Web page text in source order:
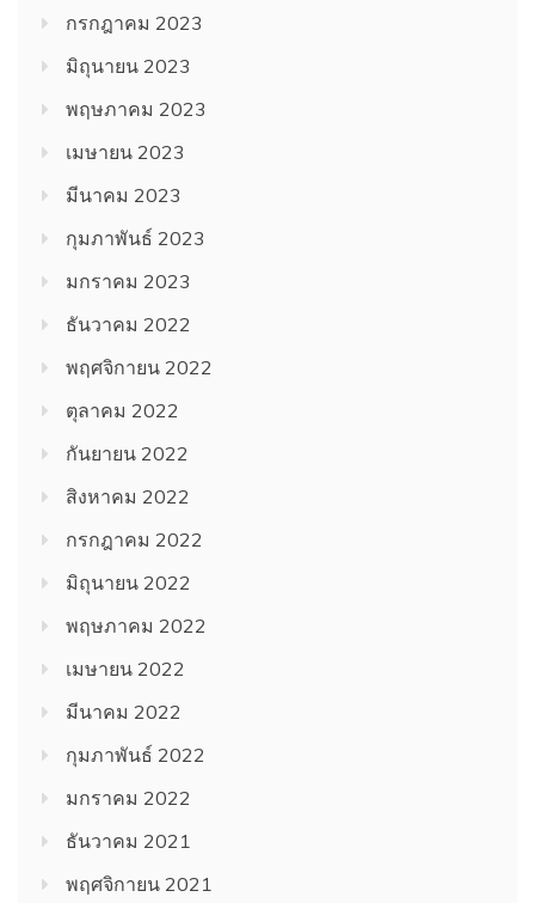
กรกฎาคม 2023
มิถุนายน 2023
พฤษภาคม 2023
เมษายน 2023
มีนาคม 2023
กุมภาพันธ์ 2023
มกราคม 2023
ธันวาคม 2022
พฤศจิกายน 2022
ตุลาคม 2022
กันยายน 2022
สิงหาคม 2022
กรกฎาคม 2022
มิถุนายน 2022
พฤษภาคม 2022
เมษายน 2022
มีนาคม 2022
กุมภาพันธ์ 2022
มกราคม 2022
ธันวาคม 2021
พฤศจิกายน 2021